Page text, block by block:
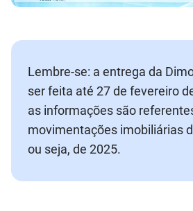
Lembre-se: a entrega da
ser feita até 27 de fevereiro
as informações são
movimentações imobiliárias
ou seja, de 2025.